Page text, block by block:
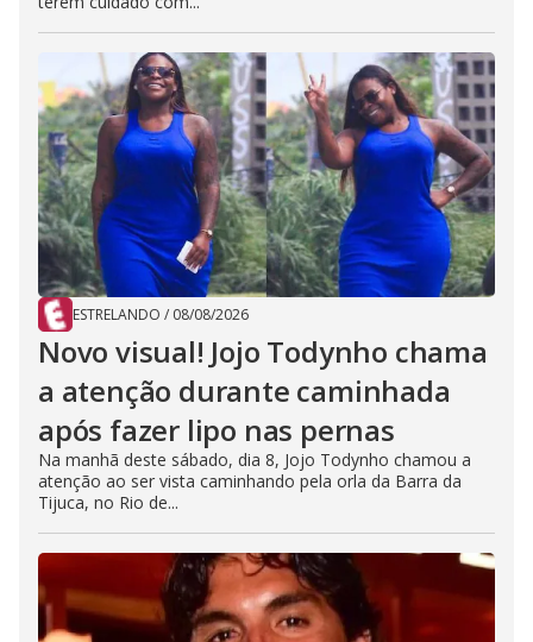
ESTRELANDO / 08/08/2026
Novo visual! Jojo Todynho chama
a atenção durante caminhada
após fazer lipo nas pernas
Na manhã deste sábado, dia 8, Jojo Todynho chamou a
atenção ao ser vista caminhando pela orla da Barra da
Tijuca, no Rio de...